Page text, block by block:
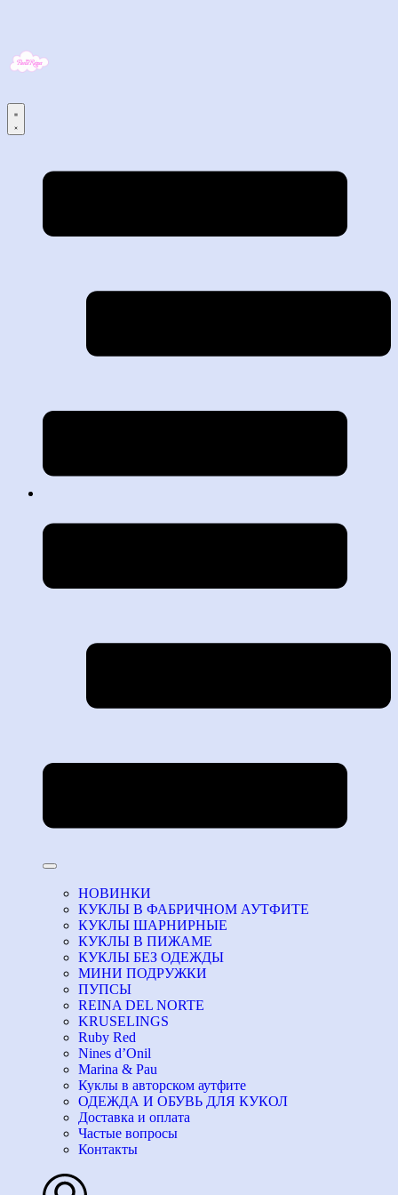
НОВИНКИ
КУКЛЫ В ФАБРИЧНОМ АУТФИТЕ
КУКЛЫ ШАРНИРНЫЕ
КУКЛЫ В ПИЖАМЕ
КУКЛЫ БЕЗ ОДЕЖДЫ
МИНИ ПОДРУЖКИ
ПУПСЫ
REINA DEL NORTE
KRUSELINGS
Ruby Red
Nines d’Onil
Marina & Pau
Куклы в авторском аутфите
ОДЕЖДА И ОБУВЬ ДЛЯ КУКОЛ
Доставка и оплата
Частые вопросы
Контакты